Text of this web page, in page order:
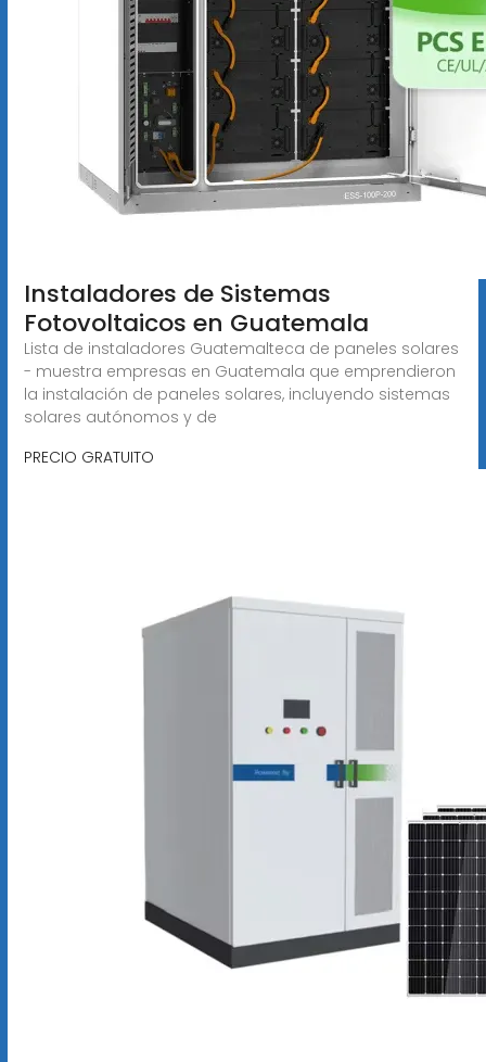
Instaladores de Sistemas
Fotovoltaicos en Guatemala
Lista de instaladores Guatemalteca de paneles solares
- muestra empresas en Guatemala que emprendieron
la instalación de paneles solares, incluyendo sistemas
solares autónomos y de
PRECIO GRATUITO